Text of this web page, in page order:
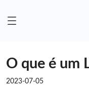
O que é um
2023-07-05